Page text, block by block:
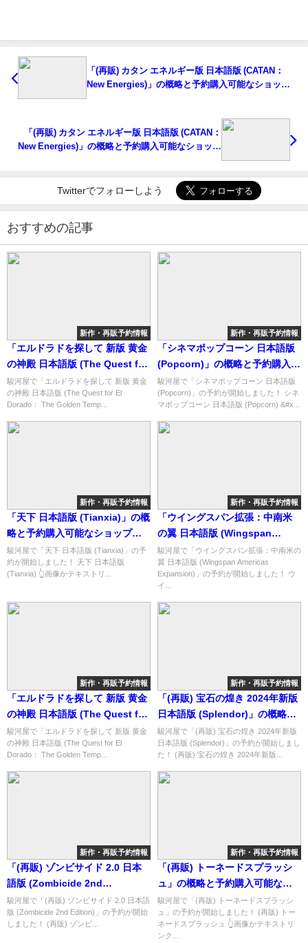
「(再販) カタン エネルギー版 日本語版 (CATAN：
New Energies)」の概略と予約購入可能なショップ
「(再販) カタン エネルギー版 日本語版 (CATAN：
New Energies)」の概略と予約購入可能なショップ
Twitterでフォローしよう
おすすめの記事
新作・再販予約情報
「エルドラドを探して 新版 黄金
の神殿 日本語版 (The Quest for
El Dorado： The Golden
Temples)」の概略と予約購入可
駿河屋で「エルドラドを探して 新版 黄金
の神殿 日本語版 (The Quest for El
Dorado： The Golden Temp...
新作・再販予約情報
「シネマポップコーン 日本語版
(Popcorn)」の概略と予約購入可
能なショップ紹介！
駿河屋で「シネマポップコーン 日本語版
(Popcorn)」の予約が開始しました！ シネ
マポップコーン 日本語版 (Popcorn) &#x...
新作・再販予約情報
「天下 日本語版 (Tianxia)」の概
略と予約購入可能なショップ紹
介！
駿河屋で「天下 日本語版 (Tianxia)」の予
約が開始しました！ 天下 日本語版
(Tianxia) 👆画像かテキストリ...
新作・再販予約情報
「ウイングスパン拡張：中南米
の翼 日本語版 (Wingspan
Americas Expansion)」の概略
と予約購入可能なショップ紹
介！
駿河屋で「ウイングスパン拡張：中南米の
翼 日本語版 (Wingspan Americas
Expansion)」の予約が開始しました！ ウ
イ...
新作・再販予約情報
「エルドラドを探して 新版 黄金
の神殿 日本語版 (The Quest for
El Dorado： The Golden
Temples)」の概略と予約購入可
駿河屋で「エルドラドを探して 新版 黄金
の神殿 日本語版 (The Quest for El
Dorado： The Golden Temp...
新作・再販予約情報
「(再販) 宝石の煌き 2024年新版
日本語版 (Splendor)」の概略と
予約購入可能なショップ紹介！
駿河屋で「(再販) 宝石の煌き 2024年新版
日本語版 (Splendor)」の予約が開始しまし
た！ (再販) 宝石の煌き 2024年新版...
新作・再販予約情報
「(再販) ゾンビサイド 2.0 日本
語版 (Zombicide 2nd
Edition)」の概略と予約購入可能
なショップ紹介！
駿河屋で「(再販) ゾンビサイド 2.0 日本語
版 (Zombicide 2nd Edition)」の予約が開始
しました！ (再販) ゾンビ...
新作・再販予約情報
「(再販) トーネードスプラッシ
ュ」の概略と予約購入可能なシ
ョップ紹介！
駿河屋で「(再販) トーネードスプラッシ
ュ」の予約が開始しました！ (再販) トー
ネードスプラッシュ 👆画像かテキストリ
ンク...